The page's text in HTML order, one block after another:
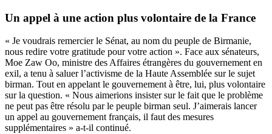
Un appel à une action plus volontaire de la France
« Je voudrais remercier le Sénat, au nom du peuple de Birmanie,
nous redire votre gratitude pour votre action ». Face aux sénateurs,
Moe Zaw Oo, ministre des Affaires étrangères du gouvernement en
exil, a tenu à saluer l’activisme de la Haute Assemblée sur le sujet
birman. Tout en appelant le gouvernement à être, lui, plus volontaire
sur la question. « Nous aimerions insister sur le fait que le problème
ne peut pas être résolu par le peuple birman seul. J’aimerais lancer
un appel au gouvernement français, il faut des mesures
supplémentaires » a-t-il continué.